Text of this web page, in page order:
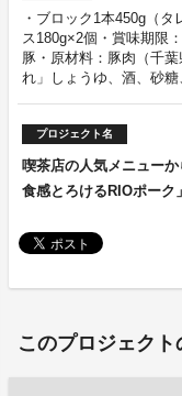
・ブロック1本450g（
ス180g×2個・賞味期限
豚・原材料：豚肉（千
れ」しょうゆ、酒、砂
プロジェクト名
喫茶店の人気メニュー
食感とろけるRIOポーク」
このプロジェクト